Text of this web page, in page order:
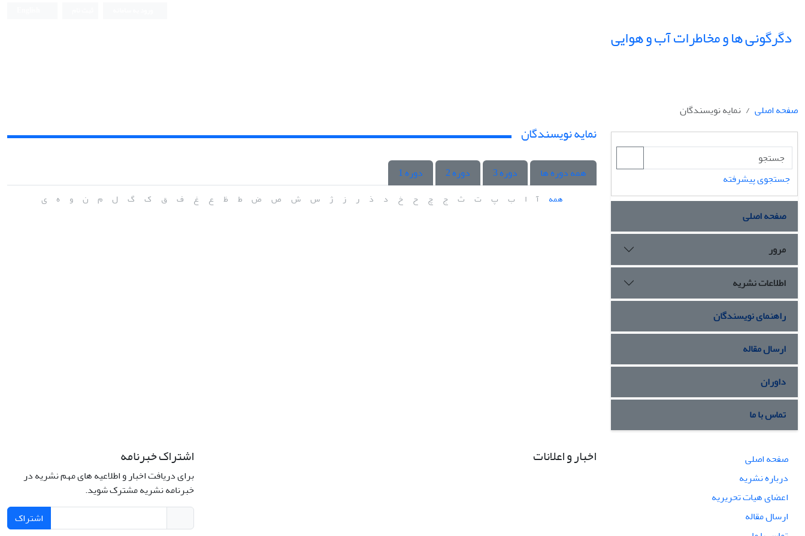
دگرگونی ها و مخاطرات آب و هوایی
صفحه اصلی نمایه نویسندگان
جستجوی پیشرفته
صفحه اصلی
مرور
اطلاعات نشریه
راهنمای نویسندگان
ارسال مقاله
داوران
تماس با ما
نمایه نویسندگان
همه دوره ها دوره 3 دوره 2 دوره 1
همه آ ا ب پ ت ث ج چ ح خ د ذ ر ز ژ س ش ص ض ط ظ ع غ ف ق ک گ ل م ن و ه ی
صفحه اصلی
درباره نشریه
اعضای هیات تحریریه
ارسال مقاله
اخبار و اعلانات اشتراک خبرنامه
برای دریافت اخبار و اطلاعیه های مهم نشریه در
خبرنامه نشریه مشترک شوید.
اشتراک